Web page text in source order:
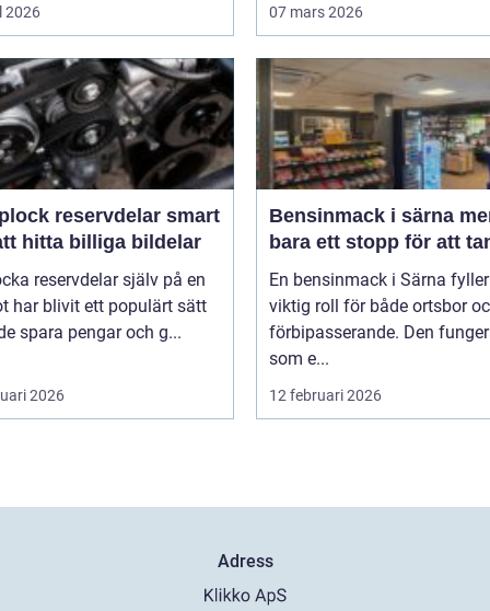
2026 07 mars 2026
reservdelar smart
hitta billiga bildelar
reservdelar själv på en
har blivit ett populärt sätt
spara pengar och g...
2026
Bensinmack i särna mer än
bara ett stopp för att
En bensinmack i Särna
viktig roll för både ortsbor
förbipasserande. Den
som e...
12 februari 2026
Adress